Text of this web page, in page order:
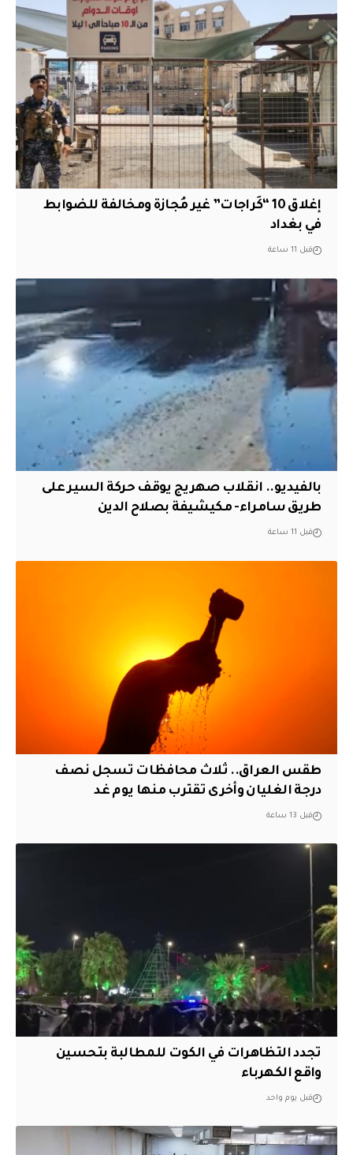
إغلاق 10 “كَراجات” غير مُجازة ومخالفة للضوابط
في بغداد
قبل 11 ساعة
بالفيديو.. انقلاب صهريج يوقف حركة السير على
طريق سامراء- مكيشيفة بصلاح الدين
قبل 11 ساعة
طقس العراق.. ثلاث محافظات تسجل نصف
درجة الغليان وأخرى تقترب منها يوم غد
قبل 13 ساعة
تجدد التظاهرات في الكوت للمطالبة بتحسين
واقع الكهرباء
قبل يوم واحد